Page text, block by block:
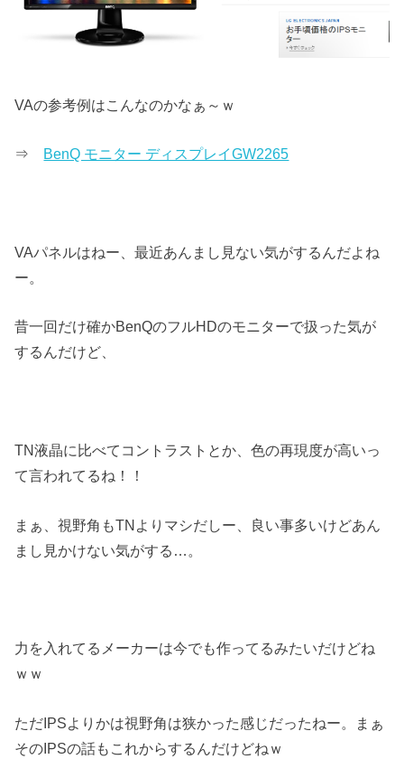
VAの参考例はこんなのかなぁ～ｗ
⇒ BenQ モニター ディスプレイGW2265
VAパネルはねー、最近あんまし見ない気がするんだよね
ー。
昔一回だけ確かBenQのフルHDのモニターで扱った気が
するんだけど、
TN液晶に比べてコントラストとか、色の再現度が高いっ
て言われてるね！！
まぁ、視野角もTNよりマシだしー、良い事多いけどあん
まし見かけない気がする…。
力を入れてるメーカーは今でも作ってるみたいだけどね
ｗｗ
ただIPSよりかは視野角は狭かった感じだったねー。まぁ
そのIPSの話もこれからするんだけどねｗ